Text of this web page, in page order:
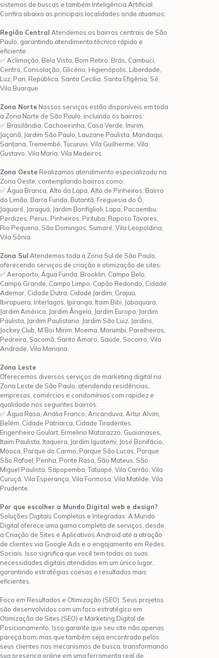
sistemas de buscas e também Inteligência Artificial.
Confira abaixo as principais localidades onde atuamos:
Região Central Atendemos os bairros centrais de São
Paulo, garantindo atendimento técnico rápido e
eficiente:
✅ Aclimação, Bela Vista, Bom Retiro, Brás, Cambuci,
Centro, Consolação, Glicério, Higienópolis, Liberdade,
Luz, Pari, República, Santa Cecília, Santa Efigênia, Sé,
Vila Buarque.
Zona Norte Nossos serviços estão disponíveis em toda
a Zona Norte de São Paulo, incluindo os bairros:
✅ Brasilândia, Cachoeirinha, Casa Verde, Imirim,
Jaçanã, Jardim São Paulo, Lauzane Paulista, Mandaqui,
Santana, Tremembé, Tucuruvi, Vila Guilherme, Vila
Gustavo, Vila Maria, Vila Medeiros.
Zona Oeste Realizamos atendimento especializado na
Zona Oeste, contemplando bairros como:
✅ Água Branca, Alto da Lapa, Alto de Pinheiros, Bairro
do Limão, Barra Funda, Butantã, Freguesia do Ó,
Jaguaré, Jaraguá, Jardim Bonfiglioli, Lapa, Pacaembu,
Perdizes, Perus, Pinheiros, Pirituba, Raposo Tavares,
Rio Pequeno, São Domingos, Sumaré, Vila Leopoldina,
Vila Sônia.
Zona Sul Atendemos toda a Zona Sul de São Paulo,
oferecendo serviços de criação e otimização de sites:
✅ Aeroporto, Água Funda, Brooklin, Campo Belo,
Campo Grande, Campo Limpo, Capão Redondo, Cidade
Ademar, Cidade Dutra, Cidade Jardim, Grajaú,
Ibirapuera, Interlagos, Ipiranga, Itaim Bibi, Jabaquara,
Jardim América, Jardim Ângela, Jardim Europa, Jardim
Paulista, Jardim Paulistano, Jardim São Luiz, Jardins,
Jockey Club, M’Boi Mirim, Moema, Morumbi, Parelheiros,
Pedreira, Sacomã, Santo Amaro, Saúde, Socorro, Vila
Andrade, Vila Mariana.
Zona Leste
Oferecemos diversos serviços de marketing digital na
Zona Leste de São Paulo, atendendo residências,
empresas, comércios e condomínios com rapidez e
qualidade nos seguintes bairros:
✅ Água Rasa, Anália Franco, Aricanduva, Artur Alvim,
Belém, Cidade Patriarca, Cidade Tiradentes,
Engenheiro Goulart, Ermelino Matarazzo, Guaianases,
Itaim Paulista, Itaquera, Jardim Iguatemi, José Bonifácio,
Mooca, Parque do Carmo, Parque São Lucas, Parque
São Rafael, Penha, Ponte Rasa, São Mateus, São
Miguel Paulista, Sapopemba, Tatuapé, Vila Carrão, Vila
Curuçá, Vila Esperança, Vila Formosa, Vila Matilde, Vila
Prudente.
Por que escolher a Mundo Digital web e design?
Soluções Digitais Completas e Integradas: A Mundo
Digital oferece uma gama completa de serviços, desde
a Criação de Sites e Aplicativos Android até a atração
de clientes via Google Ads e o engajamento em Redes
Sociais. Isso significa que você tem todas as suas
necessidades digitais atendidas em um único lugar,
garantindo estratégias coesas e resultados mais
eficientes.
Foco em Resultados e Otimização (SEO): Seus projetos
são desenvolvidos com um foco estratégico em
Otimização de Sites (SEO) e Marketing Digital de
Posicionamento. Isso garante que seu site não apenas
pareça bom, mas que também seja encontrado pelos
seus clientes nos mecanismos de busca, transformando
sua presença online em uma ferramenta real de